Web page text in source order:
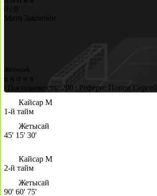
0
0
Матч Закончен
Жетысай
в н п н
в
Посещаемость: 200 | Рефери: Попов Сергей
Кайсар М
1-й тайм
Жетысай
45' 15' 30'
Кайсар М
2-й тайм
Жетысай
90' 60' 75'